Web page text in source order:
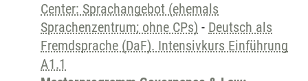
Center: Sprachangebot (ehemals
Sprachenzentrum; ohne CPs) - Deutsch als
Fremdsprache (DaF). Intensivkurs Einführung
A1.1